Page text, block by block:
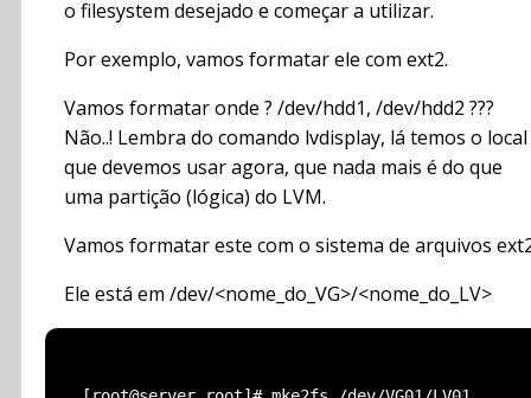
o filesystem desejado e começar a utilizar.
Por exemplo, vamos formatar ele com ext2.
Vamos formatar onde ? /dev/hdd1, /dev/hdd2 ???
Não..! Lembra do comando lvdisplay, lá temos o local
que devemos usar agora, que nada mais é do que
uma partição (lógica) do LVM.
Vamos formatar este com o sistema de arquivos
Ele está em /dev/<nome_do_VG>/<nome_do_LV>